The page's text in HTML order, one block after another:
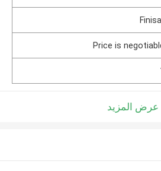
Price is
عرض المزيد